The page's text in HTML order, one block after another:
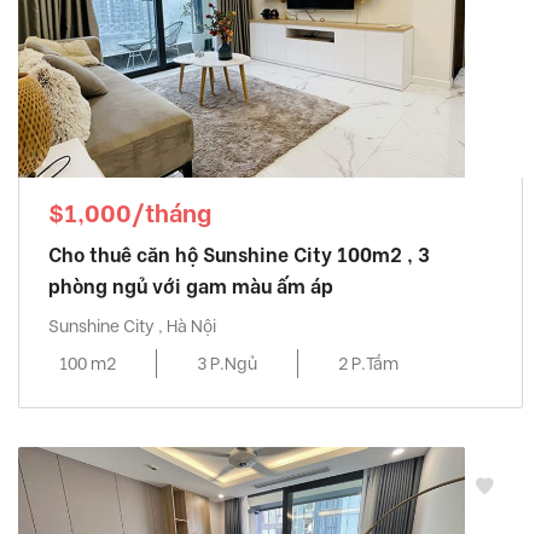
$1,000/tháng
Cho thuê căn hộ Sunshine City 100m2 , 3
phòng ngủ với gam màu ấm áp
Sunshine City , Hà Nội
100 m2
3 P.Ngủ 2 P.Tắm